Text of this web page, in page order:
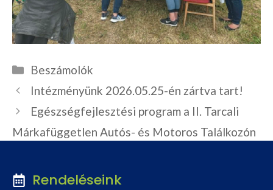
Kategória
Beszámolók
Intézményünk 2026.05.25-én zártva tart!
Egészségfejlesztési program a II. Tarcali
Márkafüggetlen Autós- és Motoros Találkozón
Rendeléseink